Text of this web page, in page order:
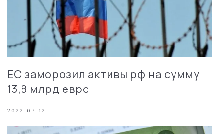
ЕС заморозил активы рф на сумму
13,8 млрд евро
2022-07-12